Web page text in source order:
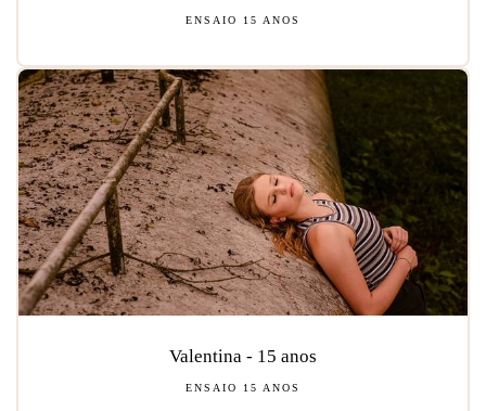
ENSAIO 15 ANOS
Valentina - 15 anos
ENSAIO 15 ANOS